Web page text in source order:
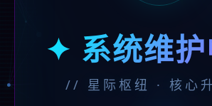
✦ 系统维
// 星际枢纽 · 核心